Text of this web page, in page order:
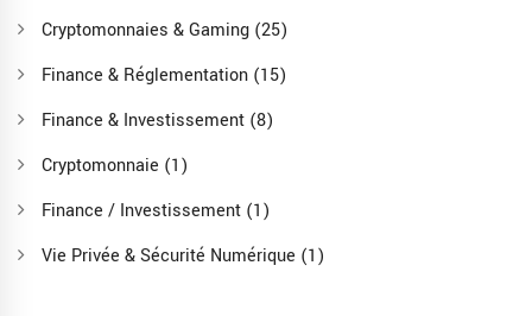
Cryptomonnaies & Gaming (25)
Finance & Réglementation (15)
Finance & Investissement (8)
Cryptomonnaie (1)
Finance / Investissement (1)
Vie Privée & Sécurité Numérique (1)